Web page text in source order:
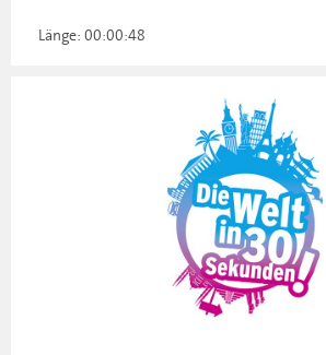
Länge: 00:00:48